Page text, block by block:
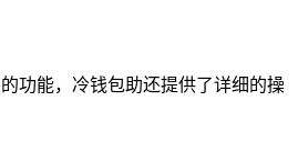
功能，冷钱包助还提供了详细的操